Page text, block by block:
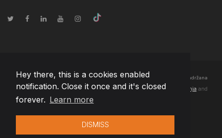
Hey there, this is a cookies enabled
notification. Close it once and it's closed
forever. Learn more
DISMISS
© Autorska prava 2026 Team Extension Bosnia Herzegovina - Sva prava zadržana
Changelog● Korišćenjem ove stranice slažete se sa našimPravila korištenja and
Politika privatnosti